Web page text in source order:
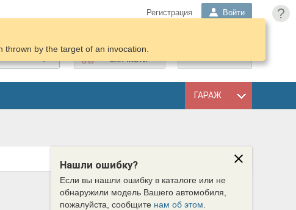
?
Регистрация Войти
ПОДОБРАТЬ
ЗАПЧАСТИ
ГАРАЖ
thrown by the target of an invocation.
Нашли ошибку?
Если вы нашли ошибку в каталоге или не
обнаружили модель Вашего автомобиля,
пожалуйста, сообщите нам об этом